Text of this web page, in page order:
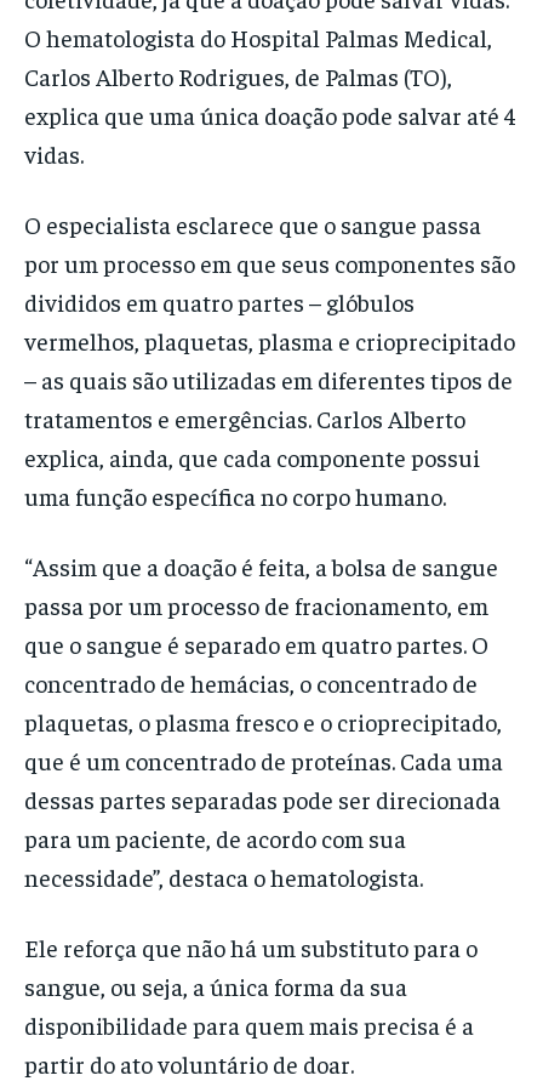
O hematologista do Hospital Palmas Medical,
Carlos Alberto Rodrigues, de Palmas (TO),
explica que uma única doação pode salvar até 4
vidas.
O especialista esclarece que o sangue passa
por um processo em que seus componentes são
divididos em quatro partes – glóbulos
vermelhos, plaquetas, plasma e crioprecipitado
– as quais são utilizadas em diferentes tipos de
tratamentos e emergências. Carlos Alberto
explica, ainda, que cada componente possui
uma função específica no corpo humano.
“Assim que a doação é feita, a bolsa de sangue
passa por um processo de fracionamento, em
que o sangue é separado em quatro partes. O
concentrado de hemácias, o concentrado de
plaquetas, o plasma fresco e o crioprecipitado,
que é um concentrado de proteínas. Cada uma
dessas partes separadas pode ser direcionada
para um paciente, de acordo com sua
necessidade”, destaca o hematologista.
Ele reforça que não há um substituto para o
sangue, ou seja, a única forma da sua
disponibilidade para quem mais precisa é a
partir do ato voluntário de doar.